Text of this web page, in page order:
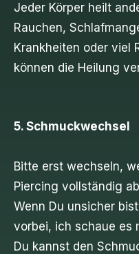
Jeder Körper heilt
Rauchen,
Krankheiten oder viel
können die Heilung
5. Schmuckwechsel
Bitte erst wechseln,
Piercing vollständig
Wenn Du unsicher
vorbei, ich schaue es
Du kannst den